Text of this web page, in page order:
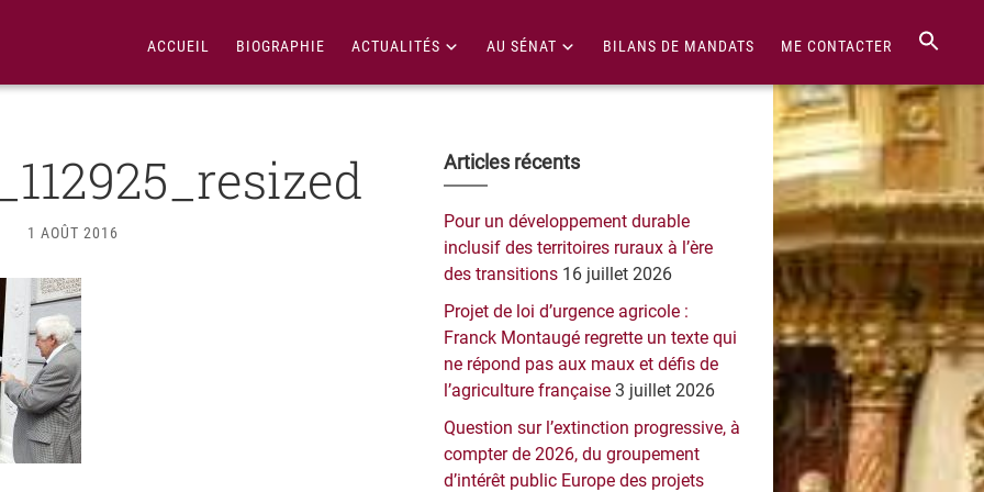
ACCUEIL BIOGRAPHIE ACTUALITÉS AU SÉNAT BILANS DE MANDATS ME CONTACTER
1 AOÛT 2016
Barre
latérale
principale
Articles récents
Pour un développement durable
inclusif des territoires ruraux à l’ère
des transitions 16 juillet 2026
Projet de loi d’urgence agricole :
Franck Montaugé regrette un texte qui
ne répond pas aux maux et défis de
l’agriculture française 3 juillet 2026
Question sur l’extinction progressive, à
compter de 2026, du groupement
d’intérêt public Europe des projets